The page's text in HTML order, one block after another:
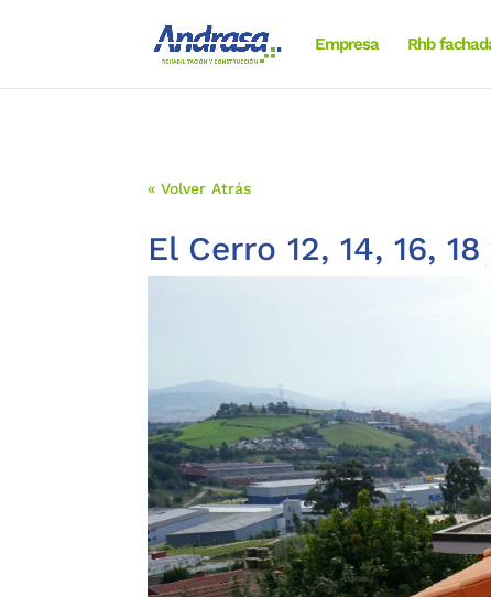
Empresa Rhb
« Volver Atrás
El Cerro 12, 14, 16,